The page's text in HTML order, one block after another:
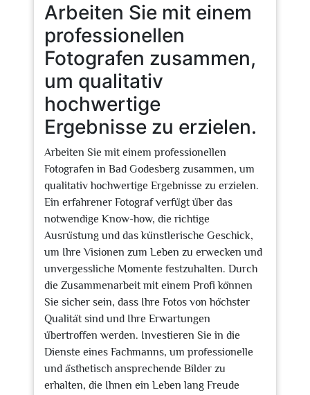
Arbeiten Sie mit einem
professionellen
Fotografen zusammen,
um qualitativ
hochwertige
Ergebnisse zu erzielen.
Arbeiten Sie mit einem professionellen
Fotografen in Bad Godesberg zusammen, um
qualitativ hochwertige Ergebnisse zu erzielen.
Ein erfahrener Fotograf verfügt über das
notwendige Know-how, die richtige
Ausrüstung und das künstlerische Geschick,
um Ihre Visionen zum Leben zu erwecken und
unvergessliche Momente festzuhalten. Durch
die Zusammenarbeit mit einem Profi können
Sie sicher sein, dass Ihre Fotos von höchster
Qualität sind und Ihre Erwartungen
übertroffen werden. Investieren Sie in die
Dienste eines Fachmanns, um professionelle
und ästhetisch ansprechende Bilder zu
erhalten, die Ihnen ein Leben lang Freude